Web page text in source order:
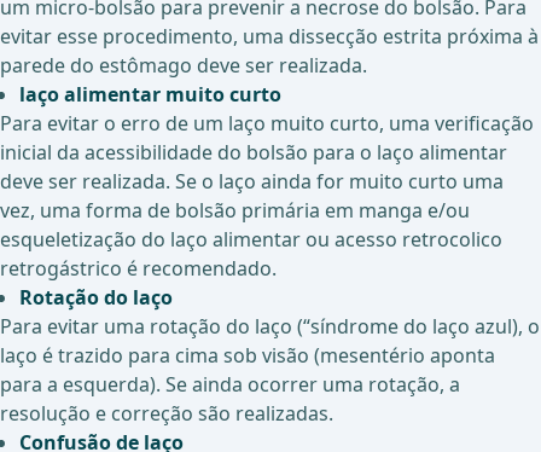
um micro-bolsão para prevenir a necrose do bolsão. Para
evitar esse procedimento, uma dissecção estrita próxima à
parede do estômago deve ser realizada.
laço alimentar muito curto
Para evitar o erro de um laço muito curto, uma verificação
inicial da acessibilidade do bolsão para o laço alimentar
deve ser realizada. Se o laço ainda for muito curto uma
vez, uma forma de bolsão primária em manga e/ou
esqueletização do laço alimentar ou acesso retrocolico
retrogástrico é recomendado.
Rotação do laço
Para evitar uma rotação do laço (“síndrome do laço azul), o
laço é trazido para cima sob visão (mesentério aponta
para a esquerda). Se ainda ocorrer uma rotação, a
resolução e correção são realizadas.
Confusão de laço